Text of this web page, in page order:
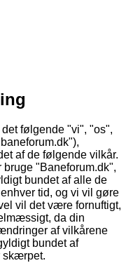
følgende "vi", "os",
af de følgende vilkår.
"Baneforum.dk",
bundet af alle de
tid, og vi vil gøre
vil det være fornuftigt,
da din
af vilkårene
bundet af
skærpet.